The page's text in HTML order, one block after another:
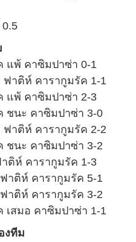
แพ้ คาซิมปาซ่า 0-1
ฟาติห์ คารากูมรัค 1-1
แพ้ คาซิมปาซ่า 2-3
ชนะ คาซิมปาซ่า 3-0
ฟาติห์ คารากูมรัค 2-2
ชนะ คาซิมปาซ่า 3-2
ติห์ คารากูมรัค 1-3
าติห์ คารากูมรัค 5-1
าติห์ คารากูมรัค 3-2
เสมอ คาซิมปาซ่า 1-1
งทีม